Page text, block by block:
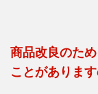
商品改良のた
ことがありま